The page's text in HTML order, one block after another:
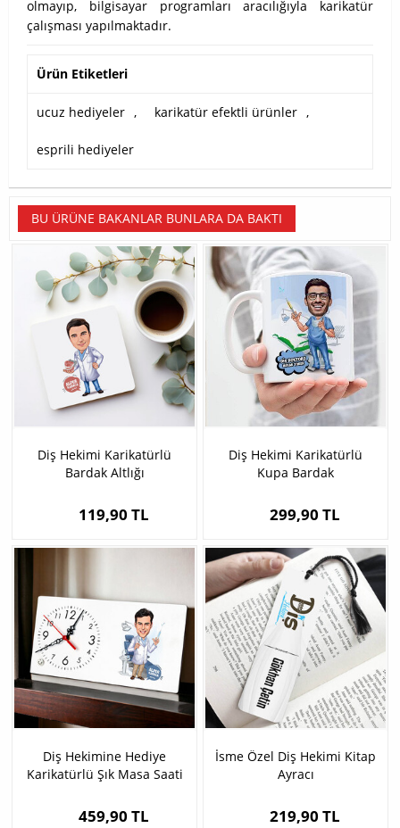
olmayıp, bilgisayar programları aracılığıyla karikatür
çalışması yapılmaktadır.
Ürün Etiketleri
ucuz hediyeler , karikatür efektli ürünler ,
esprili hediyeler
BU ÜRÜNE BAKANLAR BUNLARA DA BAKTI
Diş Hekimi Karikatürlü
Bardak Altlığı
119,90 TL
Diş Hekimi Karikatürlü
Kupa Bardak
299,90 TL
Diş Hekimine Hediye
Karikatürlü Şık Masa Saati
459,90 TL
İsme Özel Diş Hekimi Kitap
Ayracı
219,90 TL